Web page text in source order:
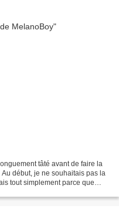
tâté avant de faire la
début, je ne souhaitais pas la
tout simplement parce que